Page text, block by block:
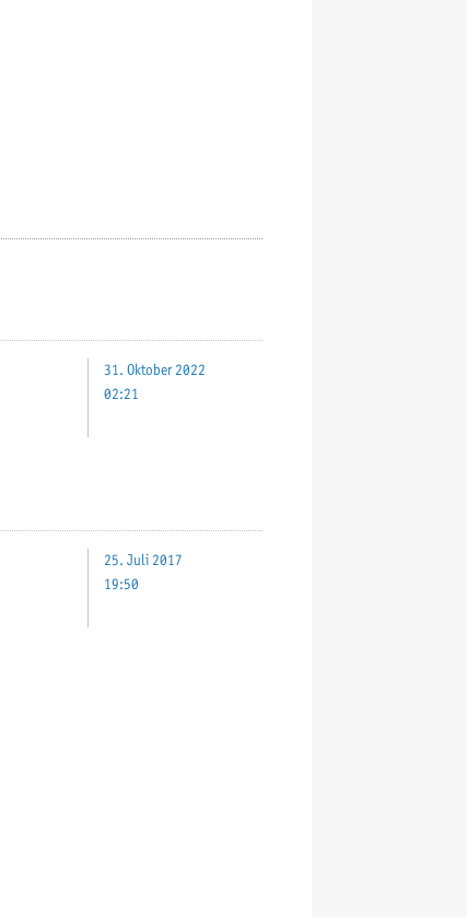
31. Oktober 2022
02:21
25. Juli 2017
19:50